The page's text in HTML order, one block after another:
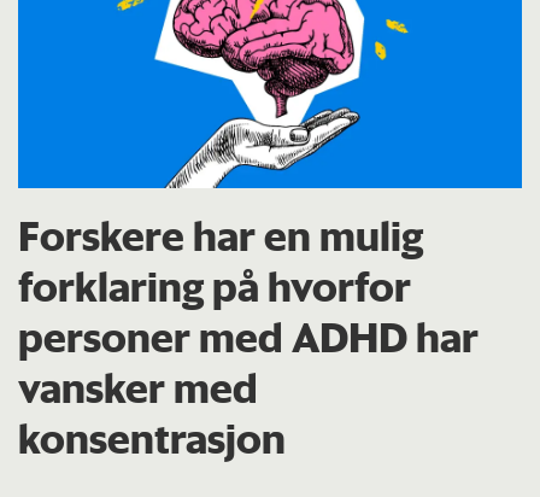
Forskere har en mulig
forklaring på hvorfor
personer med ADHD har
vansker med
konsentrasjon